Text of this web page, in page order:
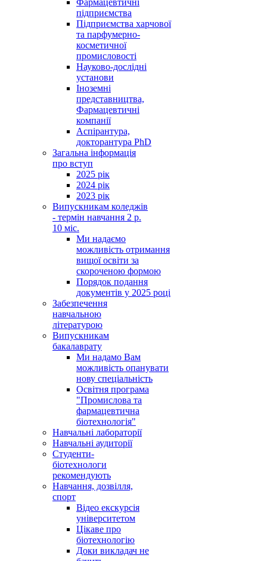
Фармацевтичні
підприємства
Підприємства харчової
та парфумерно-
косметичної
промисловості
Науково-дослідні
установи
Іноземні
представництва,
Фармацевтичні
компанії
Аспірантура,
докторантура PhD
Загальна інформація
про вступ
2025 рік
2024 рік
2023 рік
Випускникам коледжів
- термін навчання 2 р.
10 міс.
Ми надаємо
можливість отримання
вищої освіти за
скороченою формою
Порядок подання
документів у 2025 році
Забезпечення
навчальною
літературою
Випускникам
бакалаврату
Ми надамо Вам
можливість опанувати
нову спеціальність
Освітня програма
"Промислова та
фармацевтична
біотехнологія"
Навчальні лабораторії
Навчальні аудиторії
Студенти-
біотехнологи
рекомендують
Навчання, дозвілля,
спорт
Відео екскурсія
університетом
Цікаве про
біотехнологію
Доки викладач не